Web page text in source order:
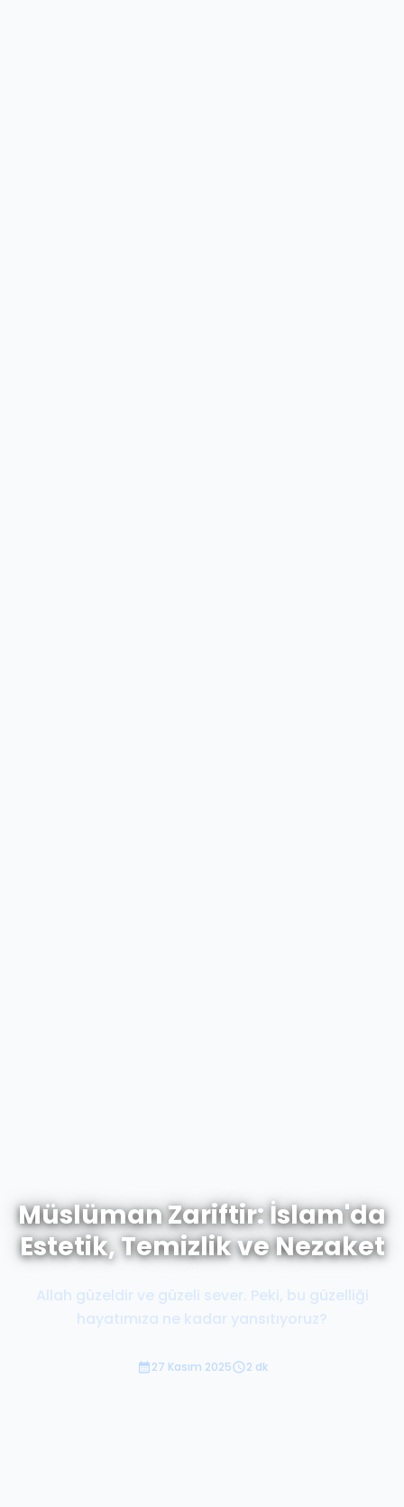
Müslüman Zariftir: İslam'da
Estetik, Temizlik ve Nezaket
Allah güzeldir ve güzeli sever. Peki, bu güzelliği
hayatımıza ne kadar yansıtıyoruz?
27 Kasım 2025 2 dk